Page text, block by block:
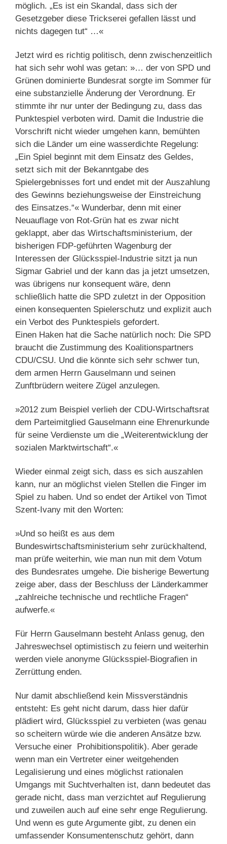
möglich. „Es ist ein Skandal, dass sich der
Gesetzgeber diese Trickserei gefallen lässt und
nichts dagegen tut“ …«
Jetzt wird es richtig politisch, denn zwischenzeitlich
hat sich sehr wohl was getan: »… der von SPD und
Grünen dominierte Bundesrat sorgte im Sommer für
eine substanzielle Änderung der Verordnung. Er
stimmte ihr nur unter der Bedingung zu, dass das
Punktespiel verboten wird. Damit die Industrie die
Vorschrift nicht wieder umgehen kann, bemühten
sich die Länder um eine wasserdichte Regelung:
„Ein Spiel beginnt mit dem Einsatz des Geldes,
setzt sich mit der Bekanntgabe des
Spielergebnisses fort und endet mit der Auszahlung
des Gewinns beziehungsweise der Einstreichung
des Einsatzes.“« Wunderbar, denn mit einer
Neuauflage von Rot-Grün hat es zwar nicht
geklappt, aber das Wirtschaftsministerium, der
bisherigen FDP-geführten Wagenburg der
Interessen der Glücksspiel-Industrie sitzt ja nun
Sigmar Gabriel und der kann das ja jetzt umsetzen,
was übrigens nur konsequent wäre, denn
schließlich hatte die SPD zuletzt in der Opposition
einen konsequenten Spielerschutz und explizit auch
ein Verbot des Punktespiels gefordert.
Einen Haken hat die Sache natürlich noch: Die SPD
braucht die Zustimmung des Koalitionspartners
CDU/CSU. Und die könnte sich sehr schwer tun,
dem armen Herrn Gauselmann und seinen
Zunftbrüdern weitere Zügel anzulegen.
»2012 zum Beispiel verlieh der CDU-Wirtschaftsrat
dem Parteimitglied Gauselmann eine Ehrenurkunde
für seine Verdienste um die „Weiterentwicklung der
sozialen Marktwirtschaft“.«
Wieder einmal zeigt sich, dass es sich auszahlen
kann, nur an möglichst vielen Stellen die Finger im
Spiel zu haben. Und so endet der Artikel von Timot
Szent-Ivany mit den Worten:
»Und so heißt es aus dem
Bundeswirtschaftsministerium sehr zurückhaltend,
man prüfe weiterhin, wie man nun mit dem Votum
des Bundesrates umgehe. Die bisherige Bewertung
zeige aber, dass der Beschluss der Länderkammer
„zahlreiche technische und rechtliche Fragen“
aufwerfe.«
Für Herrn Gauselmann besteht Anlass genug, den
Jahreswechsel optimistisch zu feiern und weiterhin
werden viele anonyme Glücksspiel-Biografien in
Zerrüttung enden.
Nur damit abschließend kein Missverständnis
entsteht: Es geht nicht darum, dass hier dafür
plädiert wird, Glücksspiel zu verbieten (was genau
so scheitern würde wie die anderen Ansätze bzw.
Versuche einer Prohibitionspolitik). Aber gerade
wenn man ein Vertreter einer weitgehenden
Legalisierung und eines möglichst rationalen
Umgangs mit Suchtverhalten ist, dann bedeutet das
gerade nicht, dass man verzichtet auf Regulierung
und zuweilen auch auf eine sehr enge Regulierung.
Und wenn es gute Argumente gibt, zu denen ein
umfassender Konsumentenschutz gehört, dann